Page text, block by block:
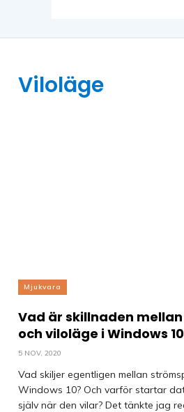
Viloläge
Mjukvara
Vad är skillnaden
och viloläge i Windows
5 NOV, 2020
Vad skiljer egentligen mellan
Windows 10? Och varför startar
själv när den vilar? Det tänkte jag